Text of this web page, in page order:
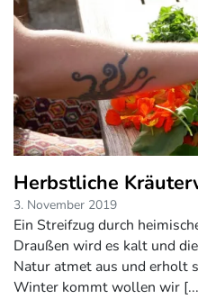
Herbstliche
3. November 2019
Ein Streifzug durch
Draußen wird es kalt und
Natur atmet aus und erholt
Winter kommt wollen wir